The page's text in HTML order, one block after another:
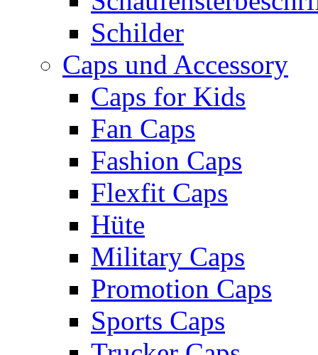
Schilder
Caps und Accessory
Caps for Kids
Fan Caps
Fashion Caps
Flexfit Caps
Hüte
Military Caps
Promotion Caps
Sports Caps